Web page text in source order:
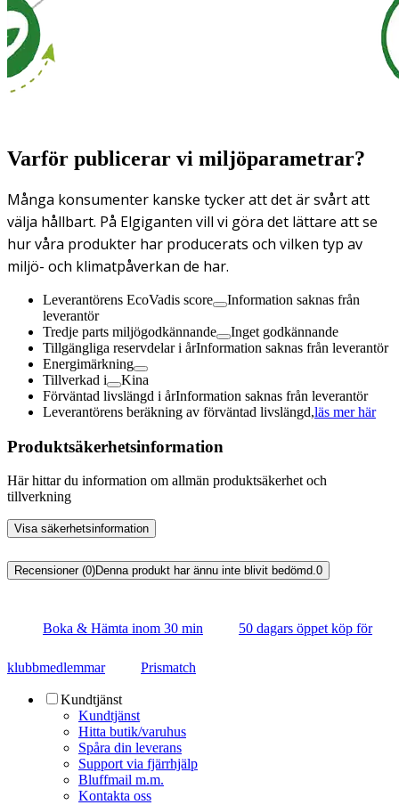
Varför publicerar vi miljöparametrar?
Många konsumenter kanske tycker att det är svårt att
välja hållbart. På Elgiganten vill vi göra det lättare att se
hur våra produkter har producerats och vilken typ av
miljö- och klimatpåverkan de har.
Leverantörens EcoVadis score
Information saknas från
leverantör
Tredje parts miljögodkännande
Inget godkännande
Tillgängliga reservdelar i årInformation saknas från leverantör
Energimärkning
Tillverkad i
Kina
Förväntad livslängd i årInformation saknas från leverantör
Leverantörens beräkning av förväntad livslängd,läs mer här
Produktsäkerhetsinformation
Här hittar du information om allmän produktsäkerhet och
tillverkning
Visa säkerhetsinformation
Recensioner (0)Denna produkt har ännu inte blivit bedömd.0
Boka & Hämta inom 30 min 50 dagars öppet köp för
klubbmedlemmar Prismatch
Kundtjänst
Kundtjänst
Hitta butik/varuhus
Spåra din leverans
Support via fjärrhjälp
Bluffmail m.m.
Kontakta oss